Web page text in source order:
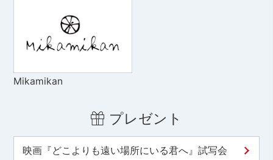
Mikamikan
プレゼント
映画『どこよりも遠い場所にいる君へ』試写会